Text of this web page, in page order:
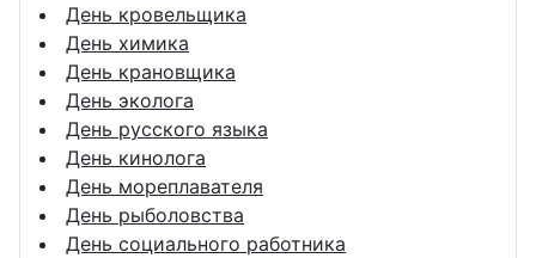
День кровельщика
День химика
День крановщика
День эколога
День русского языка
День кинолога
День мореплавателя
День рыболовства
День социального работника